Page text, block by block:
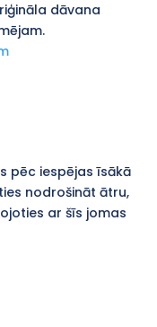
dāvana
pēc iespējas īsākā
nodrošināt ātru,
ar šīs jomas